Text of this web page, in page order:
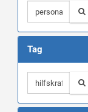
Tag